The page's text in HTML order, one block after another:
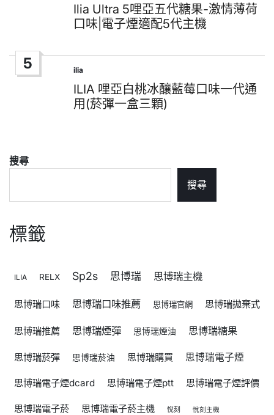
in
Ilia Ultra 5哩亞五代糖果-激情薄荷
口味|電子煙適配5代主機
5
Posted
in
ilia
ILIA 哩亞白桃冰釀藍莓口味一代通
用(菸彈一盒三顆)
搜尋
搜尋
標籤
ILIA RELX Sp2s 思博瑞 思博瑞主機
思博瑞口味 思博瑞口味推薦 思博瑞官網 思博瑞拋棄式
思博瑞推薦 思博瑞煙彈 思博瑞煙油 思博瑞糖果
思博瑞菸彈 思博瑞菸油 思博瑞購買 思博瑞電子煙
思博瑞電子煙dcard 思博瑞電子煙ptt 思博瑞電子煙評價
思博瑞電子菸 思博瑞電子菸主機 悅刻 悅刻主機